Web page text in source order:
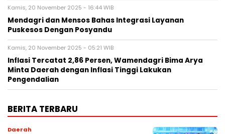
Kamis, 20 November 2025 - 16:44 WIB
Mendagri dan Mensos Bahas Integrasi Layanan
Puskesos Dengan Posyandu
Kamis, 20 November 2025 - 05:21 WIB
Inflasi Tercatat 2,86 Persen, Wamendagri Bima Arya
Minta Daerah dengan Inflasi Tinggi Lakukan
Pengendalian
BERITA TERBARU
Daerah